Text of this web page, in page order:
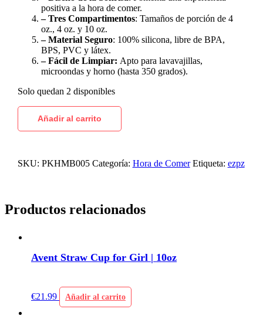
positiva a la hora de comer.
– Tres Compartimentos: Tamaños de porción de 4
oz., 4 oz. y 10 oz.
– Material Seguro: 100% silicona, libre de BPA,
BPS, PVC y látex.
– Fácil de Limpiar: Apto para lavavajillas,
microondas y horno (hasta 350 grados).
Solo quedan 2 disponibles
Añadir al carrito
SKU: PKHMB005 Categoría: Hora de Comer Etiqueta: ezpz
Productos relacionados
Avent Straw Cup for Girl | 10oz
€21.99 Añadir al carrito